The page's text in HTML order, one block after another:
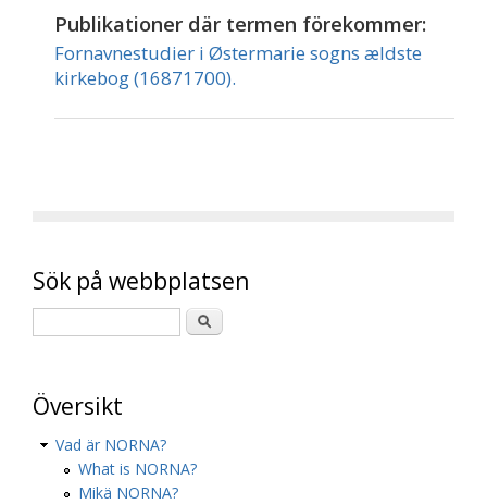
Publikationer där termen förekommer:
Fornavnestudier i Østermarie sogns ældste
kirkebog (16871700).
Sök på webbplatsen
Översikt
Vad är NORNA?
What is NORNA?
Mikä NORNA?